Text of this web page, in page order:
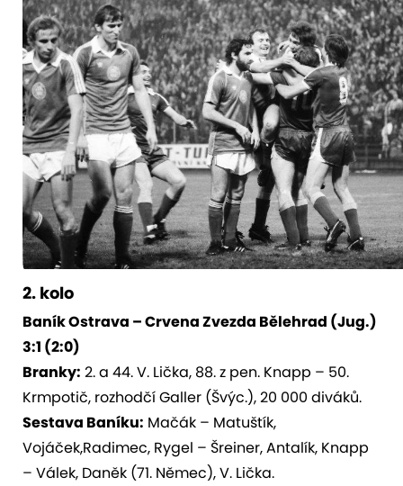
2. kolo
Baník Ostrava – Crvena Zvezda Bělehrad (Jug.)
3:1 (2:0)
Branky: 2. a 44. V. Lička, 88. z pen. Knapp – 50.
Krmpotič, rozhodčí Galler (Švýc.), 20 000 diváků.
Sestava Baníku: Mačák – Matuštík,
Vojáček,Radimec, Rygel – Šreiner, Antalík, Knapp
– Válek, Daněk (71. Němec), V. Lička.